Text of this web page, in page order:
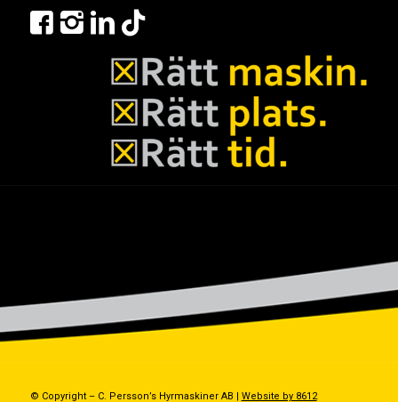
© Copyright – C. Persson’s Hyrmaskiner AB | Website by 8612